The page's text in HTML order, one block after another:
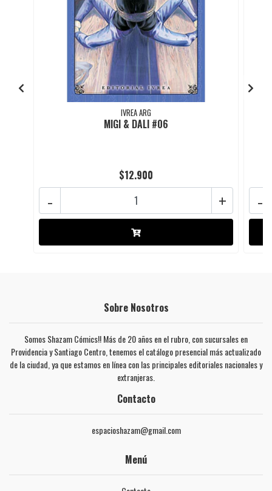
IVREA ARG
MIGI & DALI #06
$12.900
+
- -
Sobre Nosotros
Somos Shazam Cómics!! Más de 20 años en el rubro, con sucursales en
Providencia y Santiago Centro, tenemos el catálogo presencial más actualizado
de la ciudad, ya que estamos en línea con las principales editoriales nacionales y
extranjeras.
Contacto
espacioshazam@gmail.com
Menú